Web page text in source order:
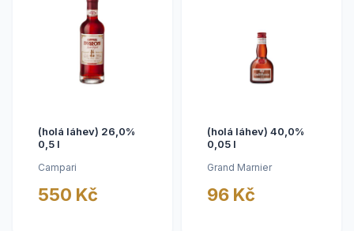
(holá láhev) 26,0%
0,5 l
Campari
550 Kč
(holá láhev) 40,0%
0,05 l
Grand Marnier
96 Kč